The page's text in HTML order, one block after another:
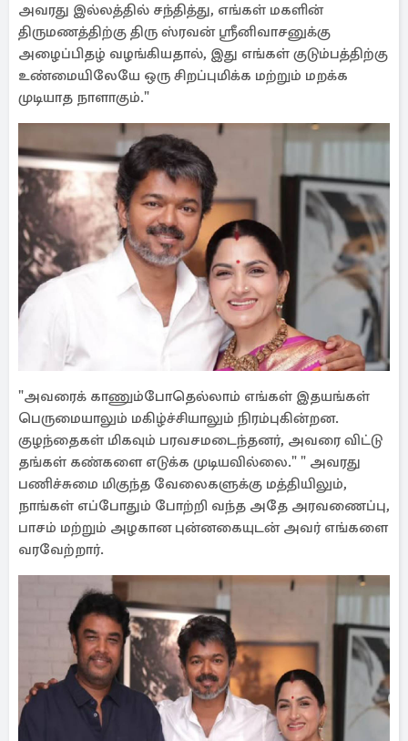
அவரது இல்லத்தில் சந்தித்து, எங்கள் மகளின்
திருமணத்திற்கு திரு ஸ்ரவன் ஸ்ரீனிவாசனுக்கு
அழைப்பிதழ் வழங்கியதால், இது எங்கள் குடும்பத்திற்கு
உண்மையிலேயே ஒரு சிறப்புமிக்க மற்றும் மறக்க
முடியாத நாளாகும்."
"அவரைக் காணும்போதெல்லாம் எங்கள் இதயங்கள்
பெருமையாலும் மகிழ்ச்சியாலும் நிரம்புகின்றன.
குழந்தைகள் மிகவும் பரவசமடைந்தனர், அவரை விட்டு
தங்கள் கண்களை எடுக்க முடியவில்லை." " அவரது
பணிச்சுமை மிகுந்த வேலைகளுக்கு மத்தியிலும்,
நாங்கள் எப்போதும் போற்றி வந்த அதே அரவணைப்பு,
பாசம் மற்றும் அழகான புன்னகையுடன் அவர் எங்களை
வரவேற்றார்.